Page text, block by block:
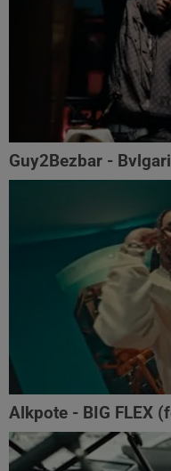
Guy2Bezbar -
Alkpote - BIG FLEX